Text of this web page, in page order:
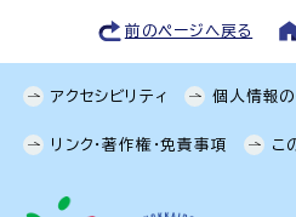
前のページへ戻る
アクセシビリティ 個人情報
リンク・著作権・免責事項 こ